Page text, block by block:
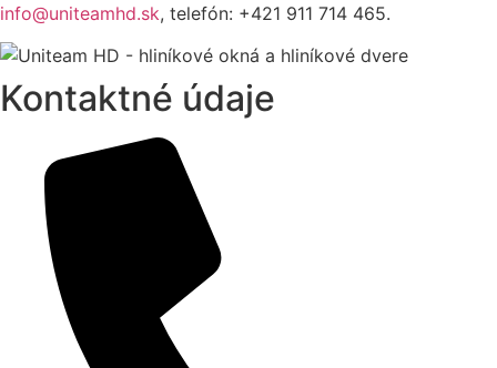
info@uniteamhd.sk, telefón: +421 911 714 465.
Kontaktné údaje